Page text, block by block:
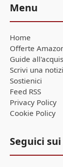
Menu
Home
Offerte
Guide
Scrivi una
Sostienici
Feed RSS
Privacy Policy
Cookie Policy
Seguici